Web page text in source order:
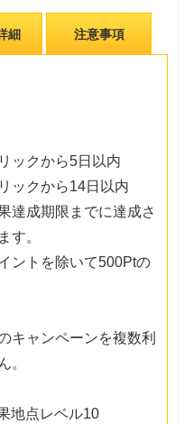
細 注意事項
クから5日以内
ックから14日以内
達成期限までに達成さ
す。
ントを除いて500Ptの
キャンペーンを複数利
。
地点レベル10